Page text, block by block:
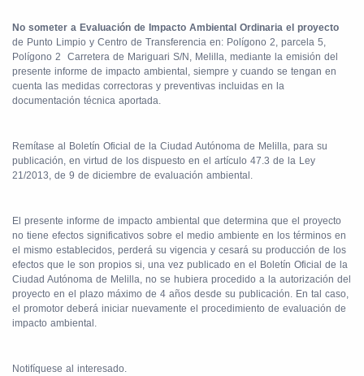
No someter a Evaluación de Impacto Ambiental Ordinaria el proyecto
de Punto Limpio y Centro de Transferencia en: Polígono 2, parcela 5,
Polígono 2
Carretera de Mariguari S/N, Melilla, mediante la emisión del
presente informe de impacto ambiental, siempre y cuando se tengan en
cuenta las medidas correctoras y preventivas incluidas en la
documentación técnica aportada.
Remítase al Boletín Oficial de la Ciudad Autónoma de Melilla, para su
publicación, en virtud de los dispuesto en el artículo 47.3 de la Ley
21/2013, de 9 de diciembre de evaluación ambiental.
El presente informe de impacto ambiental que determina que el proyecto
no tiene efectos significativos sobre el medio ambiente en los términos en
el mismo establecidos, perderá su vigencia y cesará su producción de los
efectos que le son propios si, una vez publicado en el Boletín Oficial de la
Ciudad Autónoma de Melilla, no se hubiera procedido a la autorización del
proyecto en el plazo máximo de 4 años desde su publicación. En tal caso,
el promotor deberá iniciar nuevamente el procedimiento de evaluación de
impacto ambiental.
Notifíquese al interesado.